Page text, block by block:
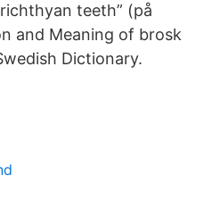
teeth” (på
and Meaning of brosk
Dictionary.